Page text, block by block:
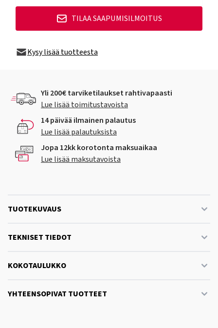
TILAA SAAPUMISILMOITUS
Kysy lisää tuotteesta
Yli 200€ tarviketilaukset rahtivapaasti
Lue lisää toimitustavoista
14 päivää ilmainen palautus
Lue lisää palautuksista
Jopa 12kk korotonta maksuaikaa
Lue lisää maksutavoista
TUOTEKUVAUS
TEKNISET TIEDOT
KOKOTAULUKKO
YHTEENSOPIVAT TUOTTEET